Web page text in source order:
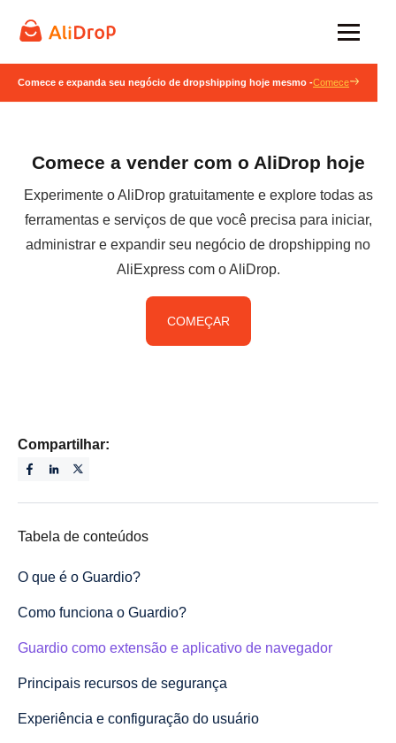
Comece e expanda seu negócio de dropshipping hoje mesmo -Comece
Comece a vender com o AliDrop hoje
Experimente o AliDrop gratuitamente e explore todas as
ferramentas e serviços de que você precisa para iniciar,
administrar e expandir seu negócio de dropshipping no
AliExpress com o AliDrop.
COMEÇAR
Compartilhar:
Tabela de conteúdos
O que é o Guardio?
Como funciona o Guardio?
Guardio como extensão e aplicativo de navegador
Principais recursos de segurança
Experiência e configuração do usuário